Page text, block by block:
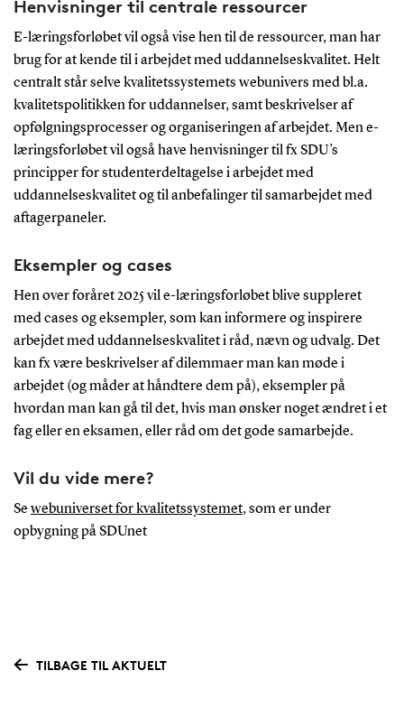
Henvisninger til centrale ressourcer
E-læringsforløbet vil også vise hen til de ressourcer, man har
brug for at kende til i arbejdet med uddannelseskvalitet. Helt
centralt står selve kvalitetssystemets webunivers med bl.a.
kvalitetspolitikken for uddannelser, samt beskrivelser af
opfølgningsprocesser og organiseringen af arbejdet. Men e-
læringsforløbet vil også have henvisninger til fx SDU’s
principper for studenterdeltagelse i arbejdet med
uddannelseskvalitet og til anbefalinger til samarbejdet med
aftagerpaneler.
Eksempler og cases
Hen over foråret 2025 vil e-læringsforløbet blive suppleret
med cases og eksempler, som kan informere og inspirere
arbejdet med uddannelseskvalitet i råd, nævn og udvalg. Det
kan fx være beskrivelser af dilemmaer man kan møde i
arbejdet (og måder at håndtere dem på), eksempler på
hvordan man kan gå til det, hvis man ønsker noget ændret i et
fag eller en eksamen, eller råd om det gode samarbejde.
Vil du vide mere?
Se webuniverset for kvalitetssystemet, som er under
opbygning på SDUnet
TILBAGE TIL AKTUELT